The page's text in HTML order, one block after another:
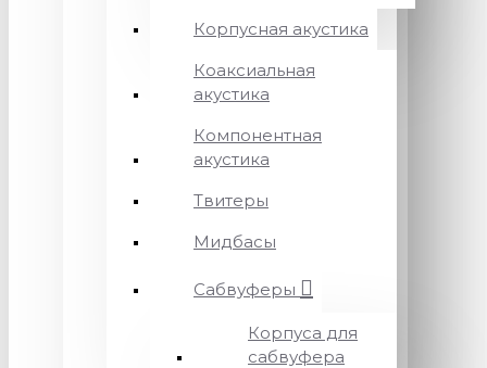
Корпусная акустика
Коаксиальная
акустика
Компонентная
акустика
Твитеры
Мидбасы
Сабвуферы
Корпуса для
сабвуфера